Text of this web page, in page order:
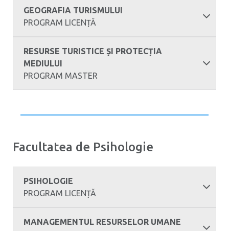
GEOGRAFIA TURISMULUI
PROGRAM LICENȚĂ
RESURSE TURISTICE ȘI PROTECȚIA
MEDIULUI
PROGRAM MASTER
Facultatea de Psihologie
PSIHOLOGIE
PROGRAM LICENȚĂ
MANAGEMENTUL RESURSELOR UMANE